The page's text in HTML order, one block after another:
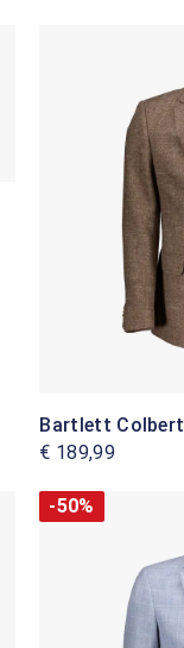
Bartlett Colbert
€ 189,99
-50%